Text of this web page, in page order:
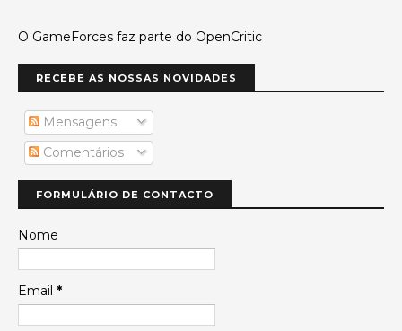
O GameForces faz parte do OpenCritic
RECEBE AS NOSSAS NOVIDADES
Mensagens
Comentários
FORMULÁRIO DE CONTACTO
Nome
Email *